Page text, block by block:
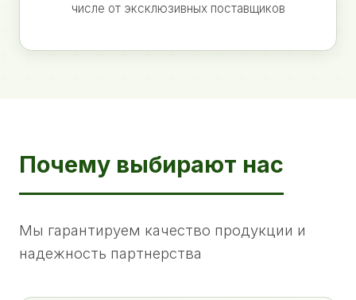
числе от эксклюзивных поставщиков
Почему выбирают нас
Мы гарантируем качество продукции и
надежность партнерства